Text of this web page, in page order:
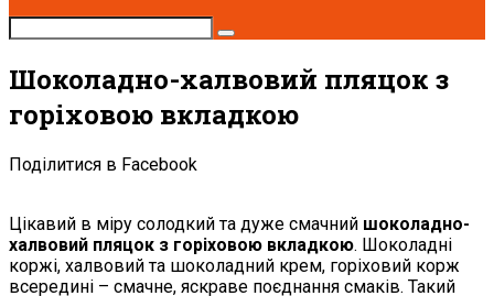
Шоколадно-халвовий пляцок з
горіховою вкладкою
Поділитися в Facebook
Цікавий в міру солодкий та дуже смачний шоколадно-
халвовий пляцок з горіховою вкладкою. Шоколадні
коржі, халвовий та шоколадний крем, горіховий корж
всередині – смачне, яскраве поєднання смаків. Такий